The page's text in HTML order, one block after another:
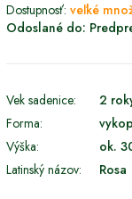
Dostupnosť: veľké
Odoslané do:
Vek sadenice:
2
Forma:
Výška:
ok.
Latinský názov:
Rosa